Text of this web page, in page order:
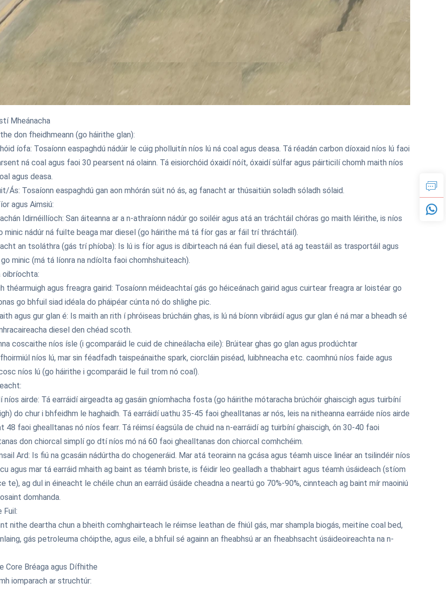
Mheánacha
don fheidhmeann (go háirithe glan):
íofa: Tosaíonn easpaghdú nádúir le cúig pholluitín níos lú ná coal agus deasa. Tá réadán carbon díoxaid níos lú faoi
ná coal agus faoi 30 pearsent ná olainn. Tá eisiorchóid óxaidí nóít, óxaidí súlfar agus páirticilí chomh maith níos
agus deasa.
Ás: Tosaíonn easpaghdú gan aon mhórán súit nó ás, ag fanacht ar thúsaitiún soladh sóladh sólaid.
agus Aimsiú:
Idirnéillíoch: San áiteanna ar a n-athraíonn nádúr go soiléir agus atá an tráchtáil chóras go maith léirithe, is níos
minic nádúr ná fuilte beaga mar diesel (go háirithe má tá fíor gas ar fáil trí thráchtáil).
an tsoláthra (gás trí phíoba): Is lú is fíor agus is díbirteach ná éan fuil diesel, atá ag teastáil as trasportáil agus
minic (má tá líonra na ndíolta faoi chomhshuiteach).
oibríochta:
théarmuigh agus freagra gairid: Tosaíonn méideachtaí gás go héiceánach gairid agus cuirtear freagra ar loistéar go
go bhfuil siad idéala do pháipéar cúnta nó do shlighe pic.
agus gur glan é: Is maith an rith í phróiseas brúcháin ghas, is lú ná bíonn vibráidí agus gur glan é ná mar a bheadh sé
diesel den chéad scoth.
coscaithe níos ísle (i gcomparáid le cuid de chineálacha eile): Brúitear ghas go glan agus prodúchtar
níos lú, mar sin féadfadh taispeánaithe spark, ciorcláin piséad, luibhneacha etc. caomhnú níos faide agus
níos lú (go háirithe i gcomparáid le fuil trom nó coal).
níos airde: Tá earráidí airgeadta ag gasáin gníomhacha fosta (go háirithe mótaracha brúchóir ghaiscigh agus tuirbíní
do chur i bhfeidhm le haghaidh. Tá earráidí uathu 35-45 faoi ghealltanas ar nós, leis na nitheanna earráide níos airde
48 faoi ghealltanas nó níos fearr. Tá réimsí éagsúla de chuid na n-earráidí ag tuirbíní ghaiscigh, ón 30-40 faoi
don chiorcal simplí go dtí níos mó ná 60 faoi ghealltanas don chiorcal comhchéim.
Ard: Is fiú na gcasáin nádúrtha do chogeneráid. Mar atá teorainn na gcása agus téamh uisce linéar an tsilindéir níos
agus mar tá earráid mhaith ag baint as téamh briste, is féidir leo gealladh a thabhairt agus téamh úsáideach (stíom
te), ag dul in éineacht le chéile chun an earráid úsáide cheadna a neartú go 70%-90%, cinnteach ag baint mír maoiniú
domhanda.
Fuil:
nithe deartha chun a bheith comhghairteach le réimse leathan de fhiúl gás, mar shampla biogás, meitíne coal bed,
gás petroleuma chóipthe, agus eile, a bhfuil sé againn an fheabhsú ar an fheabhsacht úsáideoireachta na n-
Core Bréaga agus Dífhithe
iomparach ar struchtúr: